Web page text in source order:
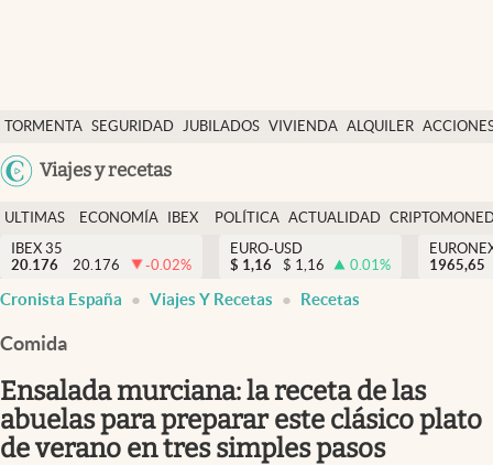
TORMENTA SEGURIDAD JUBILADOS VIVIENDA ALQUILER
USA
Viajes y recetas
Economía y finanzas
Política
Actualidad
Criptomonedas
España
ULTIMAS
NOTICIAS
ECONOMÍA
FINANZAS
IBEX
EURO
POLÍTICA ACTUALIDAD
IBEX 35
20.176
20.176 -0.02%
EURO-USD
$ 1,16 $ 1,16 0.01%
1965,65
Cronista España Viajes Y Recetas Recetas
Comida
Ensalada murciana: la receta de las
abuelas para preparar este clásico plato
de verano en tres simples pasos